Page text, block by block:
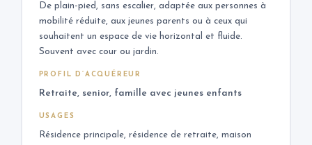
De plain-pied, sans escalier, adaptée aux personnes à
mobilité réduite, aux jeunes parents ou à ceux qui
souhaitent un espace de vie horizontal et fluide.
Souvent avec cour ou jardin.
PROFIL D’ACQUÉREUR
Retraite, senior, famille avec jeunes enfants
USAGES
Résidence principale, résidence de retraite, maison